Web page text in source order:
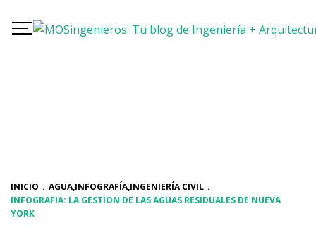
INICIO . AGUA,INFOGRAFÍA,INGENIERÍA CIVIL .
INFOGRAFIA: LA GESTION DE LAS AGUAS RESIDUALES DE NUEVA
YORK